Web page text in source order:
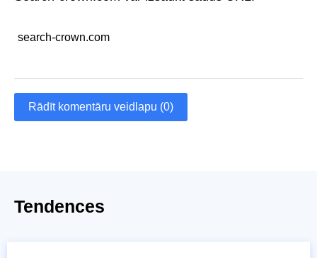
search-crown.com
Rādīt komentāru veidlapu (0)
Tendences